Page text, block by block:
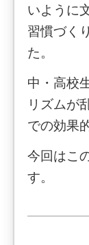
いように
習慣づく
た。
中・高校
リズムが
での効果
今回はこ
す。